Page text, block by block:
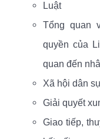
Luật
Tổng quan
quyền của
quan đến
Xã hội dân
Giải quyết
Giao tiếp,